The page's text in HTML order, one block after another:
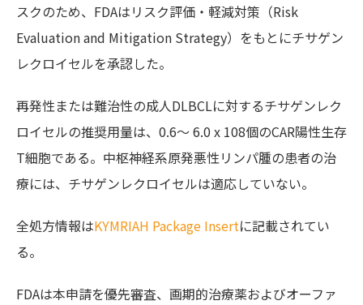
スクのため、FDAはリスク評価・軽減対策（Risk
Evaluation and Mitigation Strategy）をもとにチサゲン
レクロイセルを承認した。
再発性または難治性の成人DLBCLに対するチサゲンレク
ロイセルの推奨用量は、0.6〜 6.0 x 108個のCAR陽性生存
T細胞である。中枢神経系原発悪性リンパ腫の患者の治
療には、チサゲンレクロイセルは適応していない。
全処方情報はKYMRIAH Package Insertに記載されてい
る。
FDAは本申請を優先審査、画期的治療薬およびオーファ